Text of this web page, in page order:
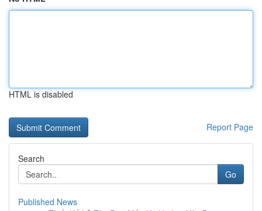
HTML is disabled
Report Page
Search
Go
Published News